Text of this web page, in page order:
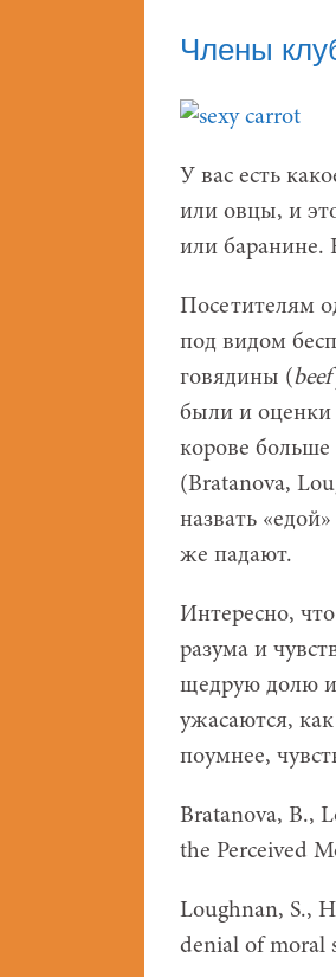
Члены
У вас есть
или овцы, и
или баранине.
Посетителям
под видом
говядины (beef
были и оценки
корове больше
(Bratanova,
назвать
же падают.
Интересно,
разума и
щедрую долю
ужасаются,
поумнее,
Bratanova, B.,
the Perceived
Loughnan, S.,
denial of moral